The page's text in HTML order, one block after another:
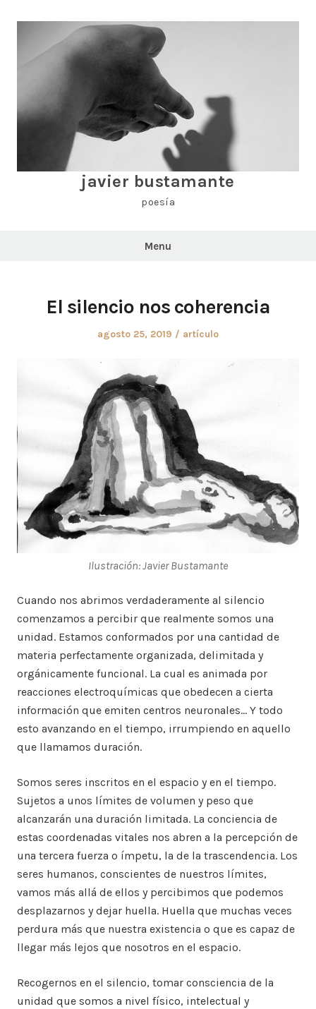
javier bustamante
poesía
Menu
El silencio nos coherencia
Posted
agosto 25, 2019
Posted
artículo
Ilustración: Javier Bustamante
Cuando nos abrimos verdaderamente al silencio
comenzamos a percibir que realmente somos una
unidad. Estamos conformados por una cantidad de
materia perfectamente organizada, delimitada y
orgánicamente funcional. La cual es animada por
reacciones electroquímicas que obedecen a cierta
información que emiten centros neuronales… Y todo
esto avanzando en el tiempo, irrumpiendo en aquello
que llamamos duración.
Somos seres inscritos en el espacio y en el tiempo.
Sujetos a unos límites de volumen y peso que
alcanzarán una duración limitada. La conciencia de
estas coordenadas vitales nos abren a la percepción de
una tercera fuerza o ímpetu, la de la trascendencia. Los
seres humanos, conscientes de nuestros límites,
vamos más allá de ellos y percibimos que podemos
desplazarnos y dejar huella. Huella que muchas veces
perdura más que nuestra existencia o que es capaz de
llegar más lejos que nosotros en el espacio.
Recogernos en el silencio, tomar consciencia de la
unidad que somos a nivel físico, intelectual y